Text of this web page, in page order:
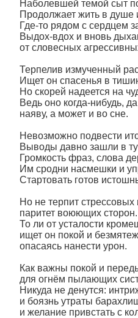
Наболевшей темой сыт
Продолжает жить в душе
Где-то рядом с сердцем
Выдох-вдох и вновь
от словесных
Терпелив измученный
Ищет он спасенья в
Но скорей надеется на
Ведь оно когда-нибудь,
наяву, а может и во сне.
Невозможно подвести
Выводы давно зашли в
Громкость фраз, слова
Им сродни насмешки и
Стартовать готов
Но не терпит стрессовых
паритет воюющих сторон.
То ли от усталости
ищет он покой и
опасаясь нанести урон.
Как важны покой и
для огнём пылающих
Никуда не денутся:
и боязнь утраты
и желание привстать с